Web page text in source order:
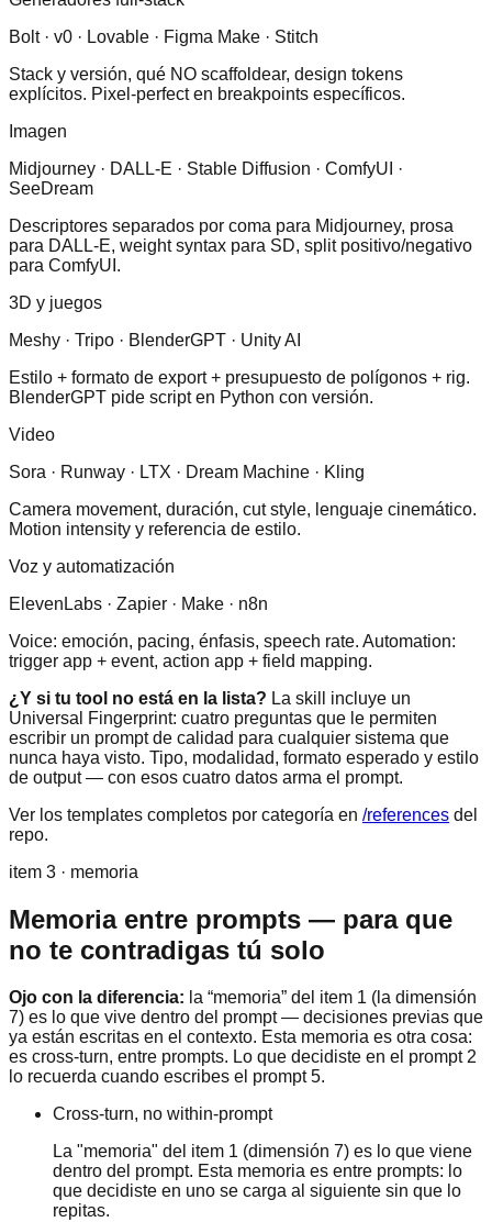
Bolt · v0 · Lovable · Figma Make · Stitch
Stack y versión, qué NO scaffoldear, design tokens
explícitos. Pixel-perfect en breakpoints específicos.
Imagen
Midjourney · DALL-E · Stable Diffusion · ComfyUI ·
SeeDream
Descriptores separados por coma para Midjourney, prosa
para DALL-E, weight syntax para SD, split positivo/negativo
para ComfyUI.
3D y juegos
Meshy · Tripo · BlenderGPT · Unity AI
Estilo + formato de export + presupuesto de polígonos + rig.
BlenderGPT pide script en Python con versión.
Video
Sora · Runway · LTX · Dream Machine · Kling
Camera movement, duración, cut style, lenguaje cinemático.
Motion intensity y referencia de estilo.
Voz y automatización
ElevenLabs · Zapier · Make · n8n
Voice: emoción, pacing, énfasis, speech rate. Automation:
trigger app + event, action app + field mapping.
¿Y si tu tool no está en la lista? La skill incluye un
Universal Fingerprint: cuatro preguntas que le permiten
escribir un prompt de calidad para cualquier sistema que
nunca haya visto. Tipo, modalidad, formato esperado y estilo
de output — con esos cuatro datos arma el prompt.
Ver los templates completos por categoría en /references del
repo.
item 3 · memoria
Memoria entre prompts — para que
no te contradigas tú solo
Ojo con la diferencia: la “memoria” del item 1 (la dimensión
7) es lo que vive dentro del prompt — decisiones previas que
ya están escritas en el contexto. Esta memoria es otra cosa:
es cross-turn, entre prompts. Lo que decidiste en el prompt 2
lo recuerda cuando escribes el prompt 5.
Cross-turn, no within-prompt
La "memoria" del item 1 (dimensión 7) es lo que viene
dentro del prompt. Esta memoria es entre prompts: lo
que decidiste en uno se carga al siguiente sin que lo
repitas.